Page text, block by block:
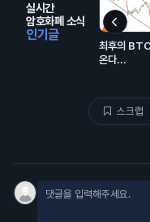
실시간
암호화폐 소식
인기글
최후의
온다...
스크랩